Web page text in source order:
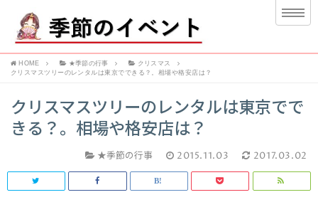
HOME ★季節の行事
クリスマス
クリスマスツリーのレンタルは東京でできる？。相場や格安店は？
クリスマスツリーのレンタルは東京でで
きる？。相場や格安店は？
★季節の行事 2015.11.03 2017.03.02